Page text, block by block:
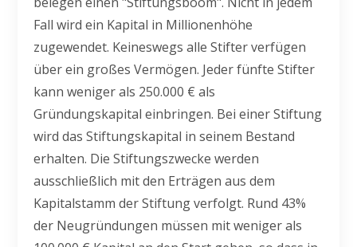
Fall wird ein Kapital in Millionenhöhe
zugewendet. Keineswegs alle Stifter verfügen
über ein großes Vermögen. Jeder fünfte Stifter
kann weniger als 250.000 € als
Gründungskapital einbringen. Bei einer Stiftung
wird das Stiftungskapital in seinem Bestand
erhalten. Die Stiftungszwecke werden
ausschließlich mit den Erträgen aus dem
Kapitalstamm der Stiftung verfolgt. Rund 43%
der Neugründungen müssen mit weniger als